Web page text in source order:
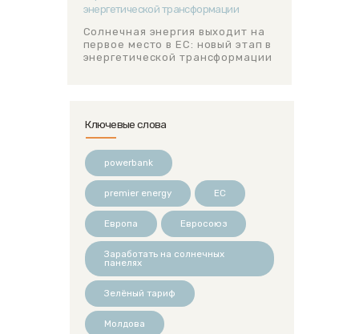
Солнечная энергия выходит на
первое место в ЕС: новый этап в
энергетической трансформации
Ключевые слова
powerbank
premier energy ЕС
Европа Евросоюз
Заработать на солнечных
панелях
Зелёный тариф
Молдова